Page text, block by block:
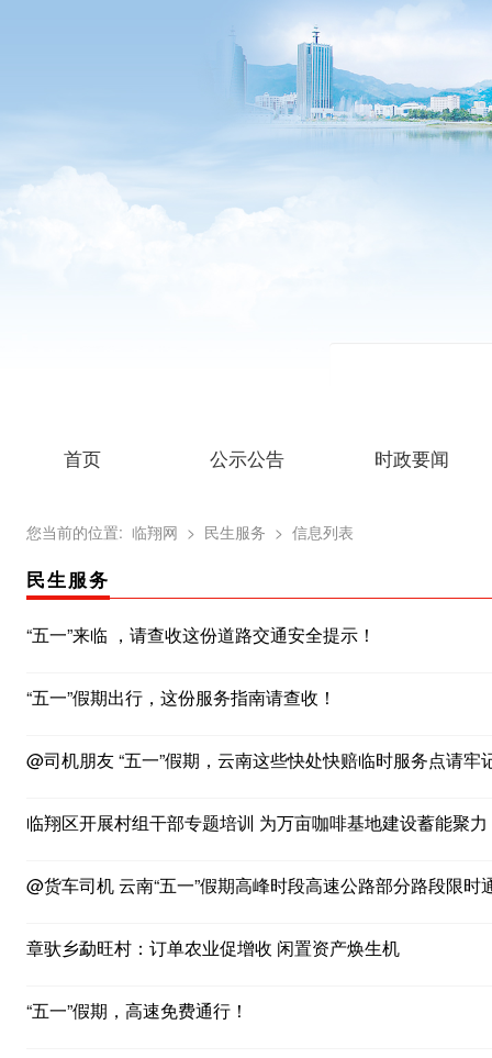
首页 公示公告 时政要闻
您当前的位置: 临翔网 > 民生服务 > 信息列表
民生服务
“五一”来临 ，请查收这份道路交通安全提示！
“五一”假期出行，这份服务指南请查收！
@司机朋友 “五一”假期，云南这些快处快赔临时服务点请牢
临翔区开展村组干部专题培训 为万亩咖啡基地建设蓄能聚力
@货车司机 云南“五一”假期高峰时段高速公路部分路段限时
章驮乡勐旺村：订单农业促增收 闲置资产焕生机
“五一”假期，高速免费通行！